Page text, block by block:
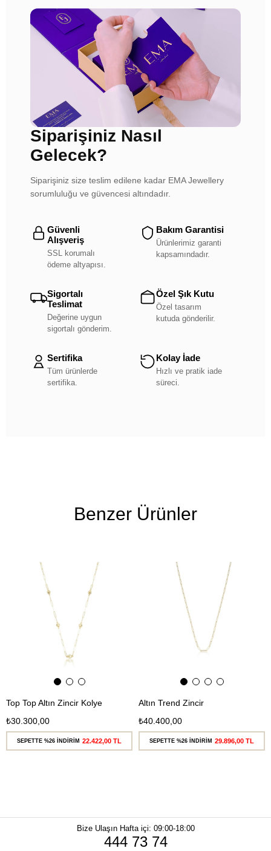
Siparişiniz Nasıl
Gelecek?
Siparişiniz size teslim edilene kadar EMA Jewellery
sorumluluğu ve güvencesi altındadır.
Güvenli
Alışveriş
SSL korumalı
ödeme altyapısı.
Bakım Garantisi
Ürünlerimiz garanti
kapsamındadır.
Sigortalı
Teslimat
Değerine uygun
sigortalı gönderim.
Özel Şık Kutu
Özel tasarım
kutuda gönderilir.
Sertifika
Tüm ürünlerde
sertifika.
Kolay İade
Hızlı ve pratik iade
süreci.
Benzer Ürünler
Top Top Altın Zincir Kolye
₺30.300,00
SEPETTE %26 İNDİRİM 22.422,00 TL
Altın Trend Zincir
₺40.400,00
SEPETTE %26 İNDİRİM 29.896,00 TL
Bize Ulaşın
444 73 74
Hafta içi: 09:00-18:00